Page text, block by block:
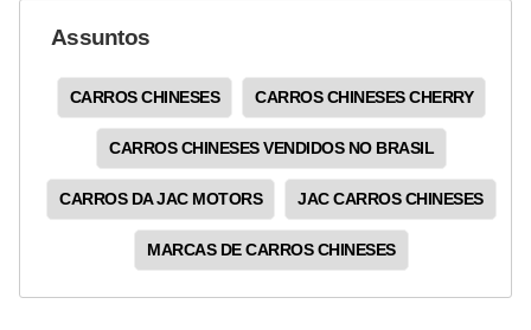
Assuntos
CARROS CHINESES CARROS CHINESES CHERRY
CARROS CHINESES VENDIDOS NO BRASIL
CARROS DA JAC MOTORS JAC CARROS CHINESES
MARCAS DE CARROS CHINESES